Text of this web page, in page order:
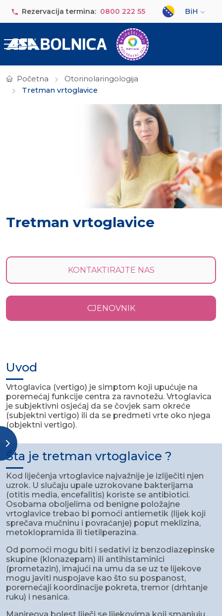
Rezervacija termina: 0800 222 55
Select your
BiH
Početna
Otorinolaringologija
Tretman vrtoglavice
Tretman vrtoglavice
KONTAKTIRAJTE NAS
CJENOVNIK
Uvod
Vrtoglavica (vertigo) je simptom koji upućuje na
poremećaj funkcije centra za ravnotežu. Vrtoglavica
je subjektivni osjećaj da se čovjek sam okreće
(subjektni vertigo) ili da se predmeti vrte oko njega
(objektni vertigo).
Šta je tretman vrtoglavice ?
Kod liječenja vrtoglavice najvažnije je izliječiti njen
uzrok. U slučaju upale uzrokovane bakterijama
(otitis media, encefalitis) koriste se antibiotici.
Osobama oboljelima od benigne položajne
vrtoglavice trebao bi pomoći antiemetik (lijek koji
sprečava mučninu i povraćanje) poput meklizina,
metoklopramida ili tietilperazina.
Od pomoći mogu biti i sedativi iz benzodiazepinske
skupine (klonazepam) ili antihistaminici
(prometazin), imajući na umu da se uz te lijekove
mogu javiti nuspojave kao što su pospanost,
poremećaji koordinacije pokreta, tremor (drhtanje
ruku) i nesanica.